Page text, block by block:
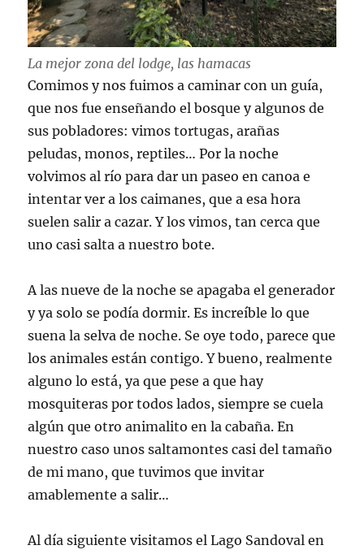
La mejor zona del lodge, las hamacas
Comimos y nos fuimos a caminar con un guía,
que nos fue enseñando el bosque y algunos de
sus pobladores: vimos tortugas, arañas
peludas, monos, reptiles… Por la noche
volvimos al río para dar un paseo en canoa e
intentar ver a los caimanes, que a esa hora
suelen salir a cazar. Y los vimos, tan cerca que
uno casi salta a nuestro bote.
A las nueve de la noche se apagaba el generador
y ya solo se podía dormir. Es increíble lo que
suena la selva de noche. Se oye todo, parece que
los animales están contigo. Y bueno, realmente
alguno lo está, ya que pese a que hay
mosquiteras por todos lados, siempre se cuela
algún que otro animalito en la cabaña. En
nuestro caso unos saltamontes casi del tamaño
de mi mano, que tuvimos que invitar
amablemente a salir…
Al día siguiente visitamos el Lago Sandoval en